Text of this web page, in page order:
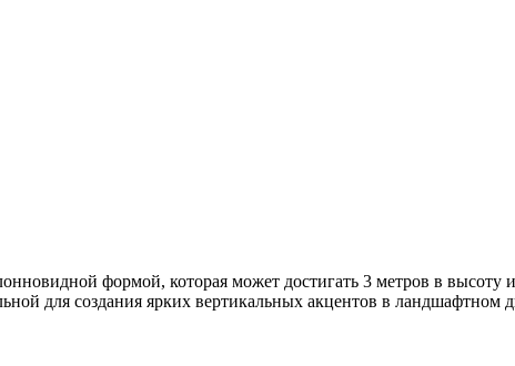
формой, которая может достигать 3 метров в высоту
для создания ярких вертикальных акцентов в ландшафтном